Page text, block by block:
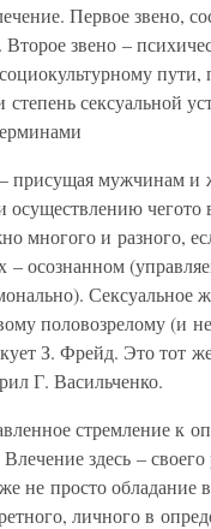
Первое звено,
звено –
пути,
сексуальной
– присущая мужчинам и
чегото
многого и разного,
– осознанном
Сексуальное
половозрелому (и
З. Фрейд. Это тот
Г. Васильченко.
стремление к
здесь –
не просто обладание
личного в